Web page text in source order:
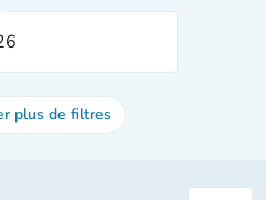
plus de filtres